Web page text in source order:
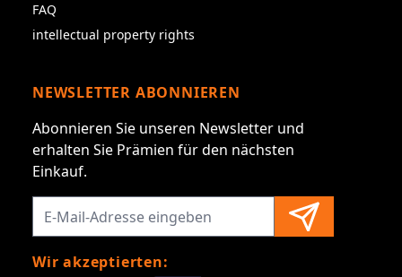
FAQ
intellectual property rights
NEWSLETTER ABONNIEREN
Abonnieren Sie unseren Newsletter und
erhalten Sie Prämien für den nächsten
Einkauf.
Wir akzeptierten: